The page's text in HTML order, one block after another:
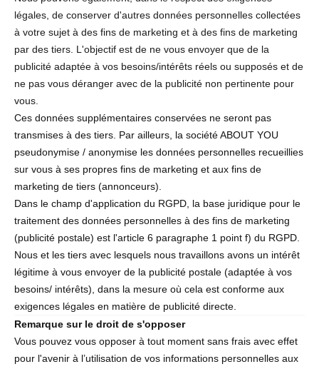
légales, de conserver d'autres données personnelles collectées
à votre sujet à des fins de marketing et à des fins de marketing
par des tiers. L'objectif est de ne vous envoyer que de la
publicité adaptée à vos besoins/intérêts réels ou supposés et de
ne pas vous déranger avec de la publicité non pertinente pour
vous.
Ces données supplémentaires conservées ne seront pas
transmises à des tiers. Par ailleurs, la société ABOUT YOU
pseudonymise / anonymise les données personnelles recueillies
sur vous à ses propres fins de marketing et aux fins de
marketing de tiers (annonceurs).
Dans le champ d'application du RGPD, la base juridique pour le
traitement des données personnelles à des fins de marketing
(publicité postale) est l'article 6 paragraphe 1 point f) du RGPD.
Nous et les tiers avec lesquels nous travaillons avons un intérêt
légitime à vous envoyer de la publicité postale (adaptée à vos
besoins/ intérêts), dans la mesure où cela est conforme aux
exigences légales en matière de publicité directe.
Remarque sur le droit de s'opposer
Vous pouvez vous opposer à tout moment sans frais avec effet
pour l'avenir à l’utilisation de vos informations personnelles aux